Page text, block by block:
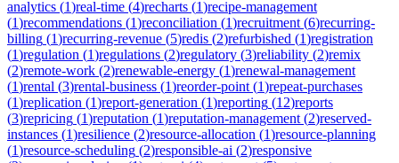
analytics (1)real-time (4)recharts (1)recipe-management
(1)recommendations (1)reconciliation (1)recruitment (6)recurring-
billing (1)recurring-revenue (5)redis (2)refurbished (1)registration
(1)regulation (1)regulations (2)regulatory (3)reliability (2)remix
(2)remote-work (2)renewable-energy (1)renewal-management
(1)rental (3)rental-business (1)reorder-point (1)repeat-purchases
(1)replication (1)report-generation (1)reporting (12)reports
(3)repricing (1)reputation (1)reputation-management (2)reserved-
instances (1)resilience (2)resource-allocation (1)resource-planning
(1)resource-scheduling (2)responsible-ai (2)responsive